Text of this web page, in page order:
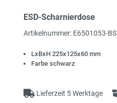
ESD-Scharnierdose
Artikelnummer: E6501053-BS
LxBxH 225x125x60 mm
Farbe schwarz
Lieferzeit 5 Werktage